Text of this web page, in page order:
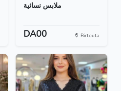
ملابس نسائية
DA00 Birtouta